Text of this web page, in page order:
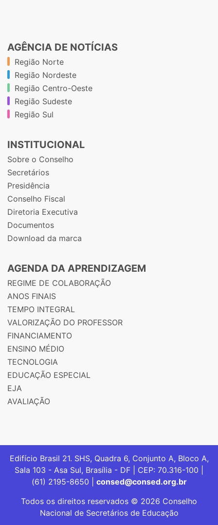
AGÊNCIA DE NOTÍCIAS
Região Norte
Região Nordeste
Região Centro-Oeste
Região Sudeste
Região Sul
INSTITUCIONAL
Sobre o Conselho
Secretários
Presidência
Conselho Fiscal
Diretoria Executiva
Documentos
Download da marca
AGENDA DA APRENDIZAGEM
REGIME DE COLABORAÇÃO
ANOS FINAIS
TEMPO INTEGRAL
VALORIZAÇÃO DO PROFESSOR
FINANCIAMENTO
ENSINO MÉDIO
TECNOLOGIA
EDUCAÇÃO ESPECIAL
EJA
AVALIAÇÃO
Edifício Brasil 21. SHS, Quadra 6, Conjunto A, Bloco A,
Sala 103 - Asa Sul, Brasília - DF | CEP: 70.316-100 |
(61) 2195-8650 | consed@consed.org.br
Todos os direitos reservados © 2026 Conselho
Nacional de Secretários de Educação